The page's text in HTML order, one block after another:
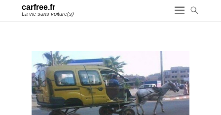
carfree.fr
La vie sans voiture(s)